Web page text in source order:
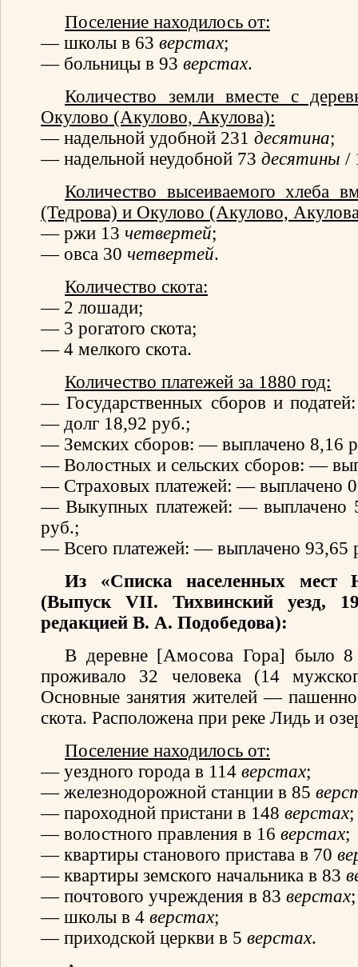
Поселение находилось от:
— школы в 63 верстах;
— больницы в 93 верстах.
Количество земли вместе с
Окулово (Акулово, Акулова):
— надельной удобной 231 десятина;
— надельной неудобной 73 десятины /
Количество высеиваемого хлеба
(Тедрова) и Окулово (Акулово,
— ржи 13 четвертей;
— овса 30 четвертей.
Количество скота:
— 2 лошади;
— 3 рогатого скота;
— 4 мелкого скота.
Количество платежей за 1880 год:
— Государственных сборов и
— долг 18,92 руб.;
— Земских сборов: — выплачено 8,16
— Волостных и сельских сборов: —
— Страховых платежей: — выплачено
— Выкупных платежей: — выплачено
руб.;
— Всего платежей: — выплачено
Из «Списка населенных мест
(Выпуск VII. Тихвинский уезд,
редакцией В. А. Подобедова):
В деревне [Амосова Гора] было
проживало 32 человека (14
Основные занятия жителей —
скота. Расположена при реке Лидь и
Поселение находилось от:
— уездного города в 114 верстах;
— железнодорожной станции в 85
— пароходной пристани в 148 верстах;
— волостного правления в 16 верстах;
— квартиры станового пристава в 70
— квартиры земского начальника в 83
— почтового учреждения в 83 верстах;
— школы в 4 верстах;
— приходской церкви в 5 верстах.